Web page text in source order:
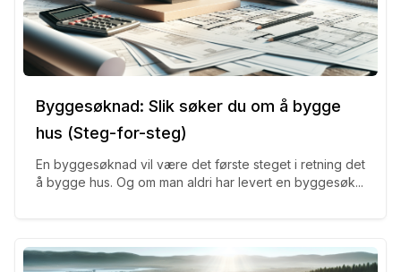
Byggesøknad: Slik søker du om å bygge
hus (Steg-for-steg)
En byggesøknad vil være det første steget i retning det
å bygge hus. Og om man aldri har levert en byggesøk...